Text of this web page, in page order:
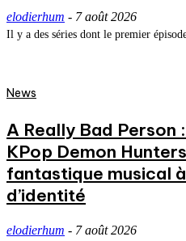
elodierhum - 7 août 2026
Il y a des séries dont le premier
News
A Really Bad Person
KPop Demon
fantastique musical
d’identité
elodierhum - 7 août 2026